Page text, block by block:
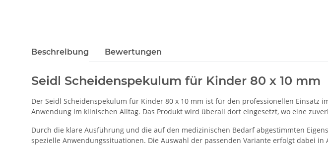
Beschreibung Bewertungen
Seidl Scheidenspekulum für Kinder 80 x 10 mm
Der Seidl Scheidenspekulum für Kinder 80 x 10 mm ist für den professionellen
Anwendung im klinischen Alltag. Das Produkt wird überall dort eingesetzt, wo eine
Durch die klare Ausführung und die auf den medizinischen Bedarf abgestimmten
spezielle Anwendungssituationen. Die Auswahl der passenden Variante erfolgt dabei